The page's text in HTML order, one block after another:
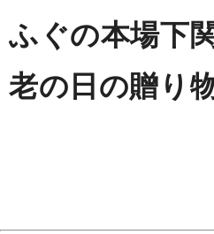
ふぐの本場下
老の日の贈り